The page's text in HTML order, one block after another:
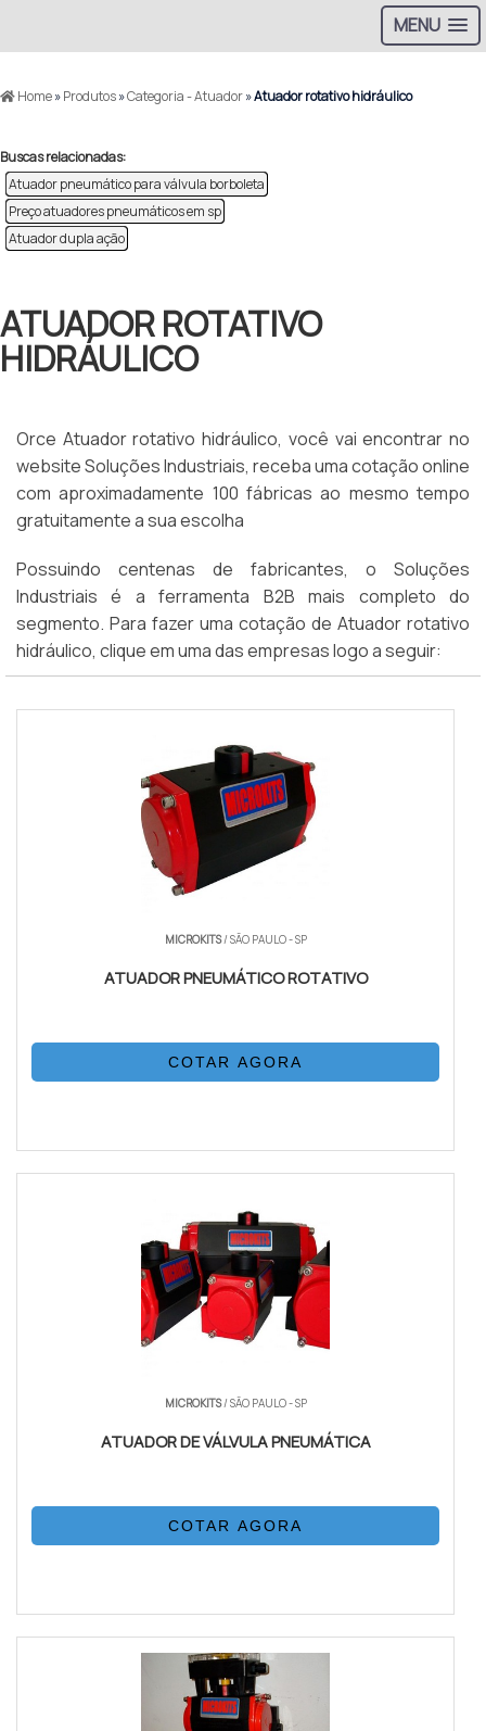
MENU
Home»Produtos»Categoria - Atuador»Atuador rotativo hidráulico
Buscas relacionadas:
Atuador pneumático para válvula borboleta
Preço atuadores pneumáticos em sp
Atuador dupla ação
ATUADOR ROTATIVO
HIDRÁULICO
Orce Atuador rotativo hidráulico, você vai encontrar no
website Soluções Industriais, receba uma cotação online
com aproximadamente 100 fábricas ao mesmo tempo
gratuitamente a sua escolha
Possuindo centenas de fabricantes, o Soluções
Industriais é a ferramenta B2B mais completo do
segmento. Para fazer uma cotação de Atuador rotativo
hidráulico, clique em uma das empresas logo a seguir:
MICROKITS/ SÃO PAULO - SP
ATUADOR PNEUMÁTICO ROTATIVO
COTAR AGORA
MICROKITS/ SÃO PAULO - SP
ATUADOR DE VÁLVULA PNEUMÁTICA
COTAR AGORA